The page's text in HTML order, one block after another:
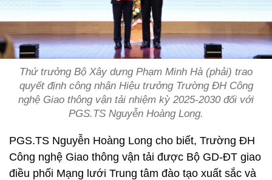
Thứ trưởng Bộ Xây dựng Phạm Minh Hà (phải) trao
quyết định công nhận Hiệu trưởng Trường ĐH Công
nghệ Giao thông vận tải nhiệm kỳ 2025-2030 đối với
PGS.TS Nguyễn Hoàng Long.
PGS.TS Nguyễn Hoàng Long cho biết, Trường ĐH
Công nghệ Giao thông vận tải được Bộ GD-ĐT giao
điều phối Mạng lưới Trung tâm đào tạo xuất sắc và